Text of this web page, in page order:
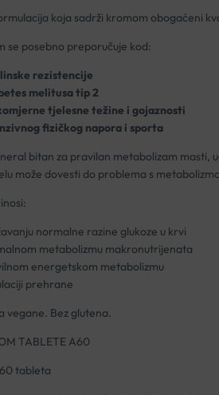
koja sadrži kromom obogaćeni
se posebno preporučuje kod:
rezistencije
melitusa tip 2
tjelesne težine i gojaznosti
fizičkog napora i sporta
bitan za pravilan metabolizam masti,
može dovesti do problema s
normalne razine glukoze u krvi
metabolizmu makronutrijenata
energetskom metabolizmu
prehrane
vegane. Bez glutena.
TABLETE A60
tableta